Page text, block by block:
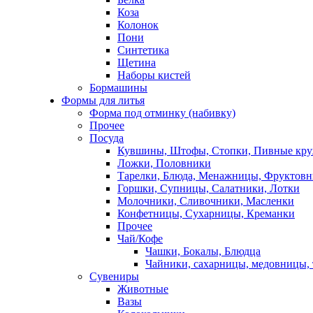
Коза
Колонок
Пони
Синтетика
Щетина
Наборы кистей
Бормашины
Формы для литья
Форма под отминку (набивку)
Прочее
Посуда
Кувшины, Штофы, Стопки, Пивные
Ложки, Половники
Тарелки, Блюда, Менажницы,
Горшки, Супницы, Салатники, Лотки
Молочники, Сливочники, Масленки
Конфетницы, Сухарницы, Креманки
Прочее
Чай/Кофе
Чашки, Бокалы, Блюдца
Чайники, сахарницы, медовницы,
Сувениры
Животные
Вазы